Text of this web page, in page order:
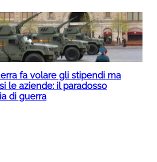
fa volare gli stipendi ma
le aziende: il paradosso
di guerra